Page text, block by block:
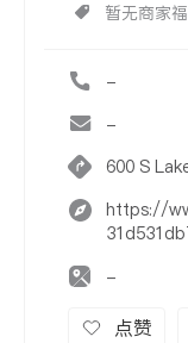
暂无商家
-
-
600 S
https://
-
点赞